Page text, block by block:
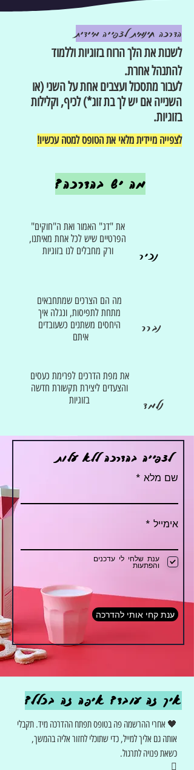
הדרכה חינמית לצפייה מיידית
לשנות את הלך הרוח בזוגיות וללמוד
להתנהל אחרת.
לעבור מתסכול ועצבים אחת על השני (או
השנייה אם יש לך בת זוג*) לכיף, וקלילות
בזוגיות.
לצפייה מיידית מלאי את הטופס למטה עכשיו!
מה יש בהדרכה?
נכיר
את "דג" האמור ואת ה"חוקים"
הפרטיים שיש לכל אחת מאיתנו,
ורק מחבלים לנו בזוגיות
מה הם הצרכים שמתחבאים
מתחת לתפיסות, ונגלה איך
היחסים משתנים כשעובדים
איתם
נברר
את מפת הדרכים לפרימת כעסים
והצעדים ליצירת תקשורת חדשה
בזוגיות
נלמד
לצפייה בהדרכה ללא עלות
שם מלא
אימייל
ענת שלחי לי עדכנים
והפתעות
ענת קחי אותי להדרכה
איך זה עובד? איפה זה בכלל?
🖤 אחרי ההרשמה פה בטופס תפתח ההדרכה מיד. תקבלי
אותה גם אליך למייל, כדי שתוכלי לחזור אליה בהמשך,
כשאת פנויה לתרגול.
